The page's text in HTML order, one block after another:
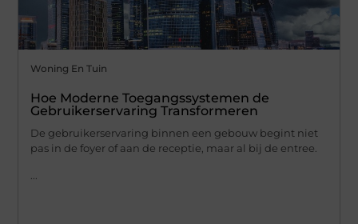
Woning En Tuin
Hoe Moderne Toegangssystemen de
Gebruikerservaring Transformeren
De gebruikerservaring binnen een gebouw begint niet
pas in de foyer of aan de receptie, maar al bij de entree.